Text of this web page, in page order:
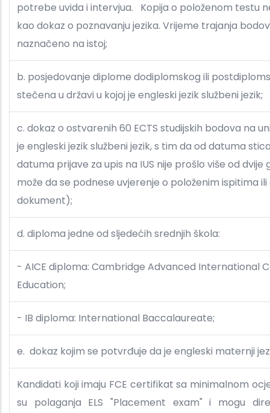
potrebe uvida i intervjua. Kopija o položenom testu
kao dokaz o poznavanju jezika. Vrijeme trajanja
naznačeno na istoj;
b. posjedovanje diplome dodiplomskog ili
stečena u državi u kojoj je engleski jezik službeni jezik;
c. dokaz o ostvarenih 60 ECTS studijskih bodova na
je engleski jezik službeni jezik, s tim da od datuma
datuma prijave za upis na IUS nije prošlo više od dvije
može da se podnese uvjerenje o položenim ispitima
dokument);
d. diploma jedne od sljedećih srednjih škola:
- AICE diploma: Cambridge Advanced International
Education;
- IB diploma: International Baccalaureate;
e. dokaz kojim se potvrđuje da je engleski maternji
Kandidati koji imaju FCE certifikat sa minimalnom
su polaganja ELS "Placement exam" i mogu